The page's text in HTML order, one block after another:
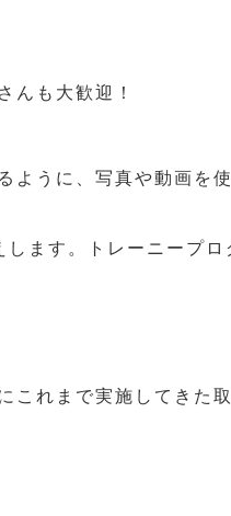
んも大歓迎！
ように、写真や動画を
ます。トレーニープロ
これまで実施してきた